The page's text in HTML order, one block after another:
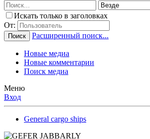
Искать только в заголовках
От:
Поиск Расширенный поиск...
Новые медиа
Новые комментарии
Поиск медиа
Меню
Вход
General cargo ships